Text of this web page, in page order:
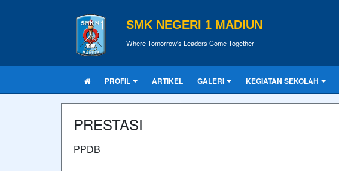
SMK NEGERI 1 MADIUN
Where Tomorrow's Leaders Come Together
PROFIL ARTIKEL GALERI KEGIATAN SEKOLAH
PRESTASI
PPDB